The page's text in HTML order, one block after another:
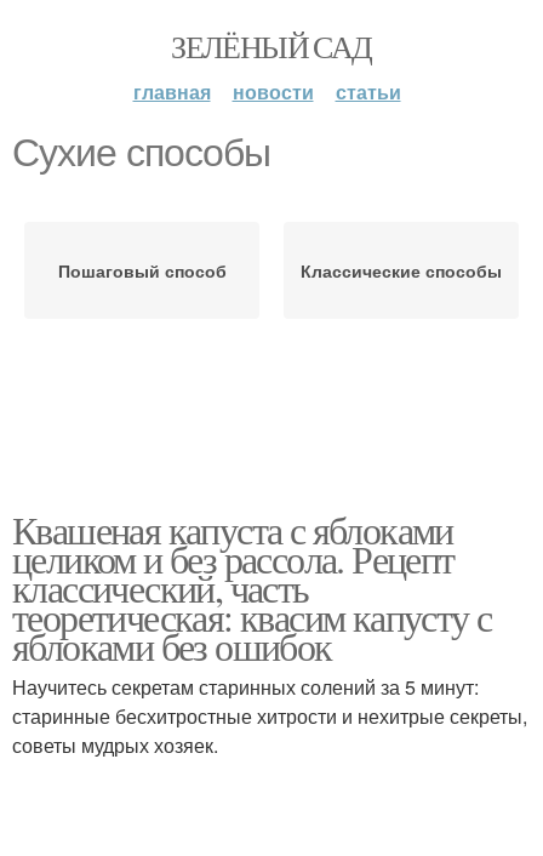
ЗЕЛЁНЫЙ САД
главная новости статьи
Сухие способы
Пошаговый способ Классические способы
Квашеная капуста с яблоками
целиком и без рассола. Рецепт
классический, часть
теоретическая: квасим капусту с
яблоками без ошибок
Научитесь секретам старинных солений за 5 минут:
старинные бесхитростные хитрости и нехитрые секреты,
советы мудрых хозяек.